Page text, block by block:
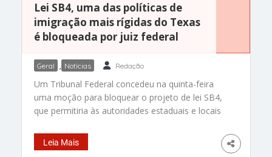
Lei SB4, uma das políticas de
imigração mais rígidas do Texas
é bloqueada por juiz federal
Geral , Notícias Redação
Um Tribunal Federal concedeu na quinta-feira
uma moção para bloquear o projeto de lei SB4,
que permitiria às autoridades estaduais e locais
ter entrado no Texas de outro país sem
autorização federal. “Com a decisão de hoje, o
Leia Mais